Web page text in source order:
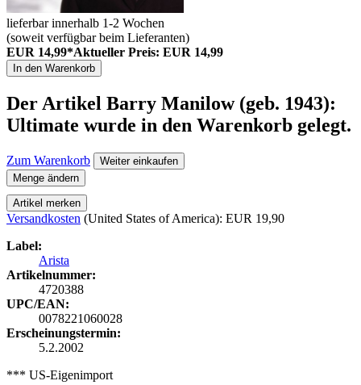
lieferbar innerhalb 1-2 Wochen
(soweit verfügbar beim Lieferanten)
EUR 14,99*Aktueller Preis: EUR 14,99
In den Warenkorb
Der Artikel Barry Manilow (geb. 1943):
Ultimate wurde in den Warenkorb gelegt.
Zum Warenkorb
Weiter einkaufen
Menge ändern
Artikel merken
Versandkosten (United States of America): EUR 19,90
Label:
Arista
Artikelnummer:
4720388
UPC/EAN:
0078221060028
Erscheinungstermin:
5.2.2002
*** US-Eigenimport